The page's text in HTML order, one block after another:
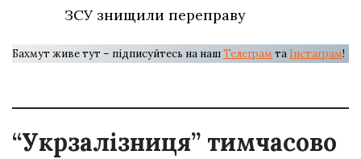
ЗСУ знищили переправу
Бахмут живе тут – підписуйтесь на нашТелеграм та Інстаграм!
“Укрзалізниця” тимчасово